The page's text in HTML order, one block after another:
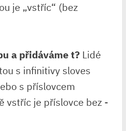
je „vstříc“ (bez
a přidáváme t? Lidé
s infinitivy sloves
s příslovcem
vstříc je příslovce bez -